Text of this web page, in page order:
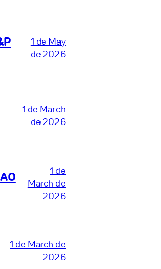
1 de May
de 2026
1 de March
de 2026
1 de
March de
2026
1 de March de
2026